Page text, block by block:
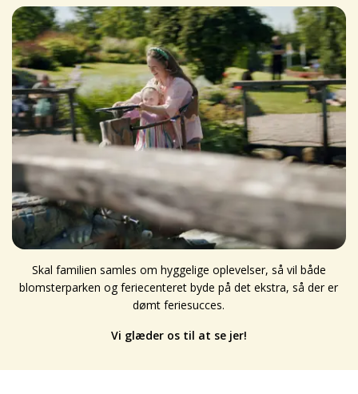
Skal familien samles om hyggelige oplevelser, så vil både
blomsterparken og feriecenteret byde på det ekstra, så der er
dømt feriesucces.
Vi glæder os til at se jer!